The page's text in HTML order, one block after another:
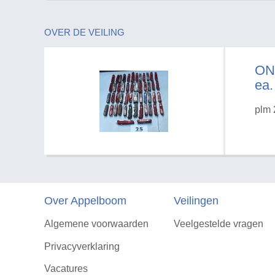
OVER DE VEILING
ea.
plm
Over Appelboom
Algemene voorwaarden
Privacyverklaring
Vacatures
Veilingen
Veelgestelde vragen